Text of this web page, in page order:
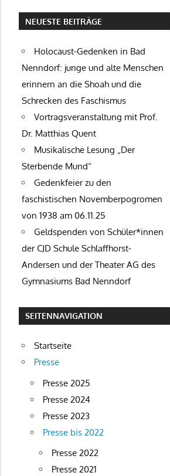
NEUESTE BEITRÄGE
Holocaust-Gedenken in Bad
Nenndorf: junge und alte Menschen
erinnern an die Shoah und die
Schrecken des Faschismus
Vortragsveranstaltung mit Prof.
Dr. Matthias Quent
Musikalische Lesung „Der
Sterbende Mund“
Gedenkfeier zu den
faschistischen Novemberpogromen
von 1938 am 06.11.25
Geldspenden von Schüler*innen
der CJD Schule Schlaffhorst-
Andersen und der Theater AG des
Gymnasiums Bad Nenndorf
SEITENNAVIGATION
Startseite
Presse
Presse 2025
Presse 2024
Presse 2023
Presse bis 2022
Presse 2022
Presse 2021